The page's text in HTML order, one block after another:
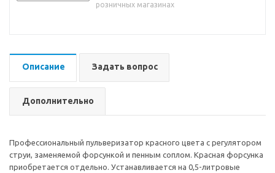
розничных магазинах
Описание Задать вопрос
Дополнительно
Профессиональный пульверизатор красного цвета с регулятором
струи, заменяемой форсункой и пенным соплом. Красная форсунка
приобретается отдельно. Устанавливается на 0,5-литровые